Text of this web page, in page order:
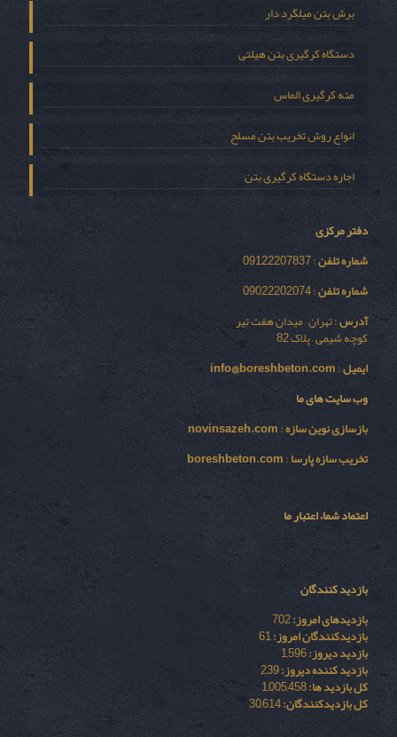
برش بتن میلگرد دار
دستگاه کرگیری بتن هیلتی
مته کرگیری الماس
انواع روش تخریب بتن مسلح
اجاره دستگاه کرگیری بتن
دفتر مرکزی
شماره تلفن: 09122207837
شماره تلفن: 09022202074
آدرس: تهران – میدان هفت تیر
کوچه شیمی – پلاک 82
ایمیل:
info@boreshbeton.com
وب سایت های ما
بازسازی نوين سازه:
novinsazeh.com
تخریب سازه پارسا:
boreshbeton.com
اعتماد شما، اعتبار ما
بازدید کنندگان
بازدیدهای امروز:702
بازدیدکنندگان امروز:61
بازدید دیروز:1,596
بازدید کننده دیروز:239
کل بازدید ها:1,005,458
کل بازدیدکنند‌گان:30,614